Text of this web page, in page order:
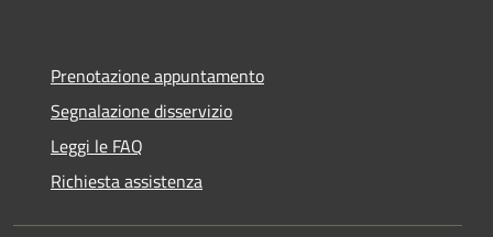
Prenotazione appuntamento
Segnalazione disservizio
Leggi le FAQ
Richiesta assistenza